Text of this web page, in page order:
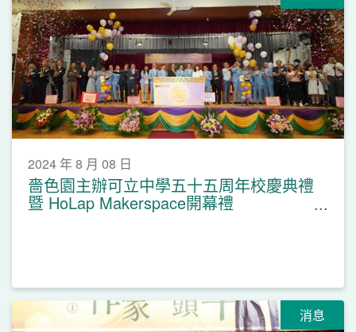
2024 年 8 月 08 日
嗇色園主辦可立中學五十五周年校慶典禮
暨 HoLap Makerspace開幕禮
(28.6.2024)
消息